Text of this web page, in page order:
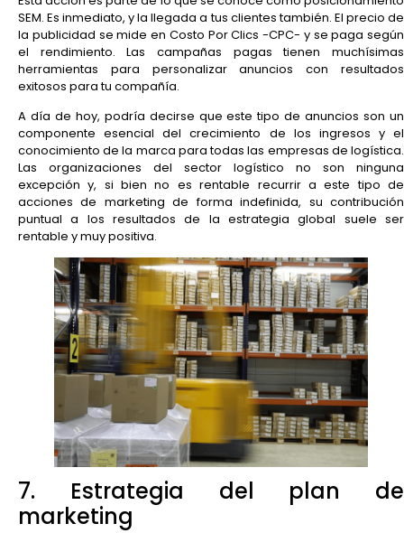
SEM. Es inmediato, y la llegada a tus clientes también. El precio de
la publicidad se mide en Costo Por Clics -CPC- y se paga según
el rendimiento. Las campañas pagas tienen muchísimas
herramientas para personalizar anuncios con resultados
exitosos para tu compañía.
A día de hoy, podría decirse que este tipo de anuncios son un
componente esencial del crecimiento de los ingresos y el
conocimiento de la marca para todas las empresas de logística.
Las organizaciones del sector logístico no son ninguna
excepción y, si bien no es rentable recurrir a este tipo de
acciones de marketing de forma indefinida, su contribución
puntual a los resultados de la estrategia global suele ser
rentable y muy positiva.
7. Estrategia del plan de
marketing